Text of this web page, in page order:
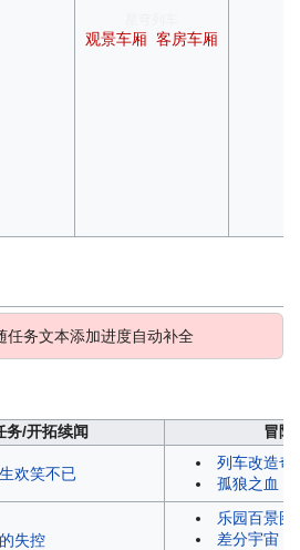
观景车厢 客房车厢
任务文本添加进度自动补全
务/开拓续闻 冒险
欢笑不已
列车改造奇
孤狼之血
失控
乐园百景图
差分宇宙（